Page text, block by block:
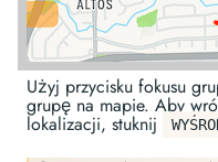
Użyj przycisku fokusu
grupę na mapie. Aby
lokalizacji, stuknij